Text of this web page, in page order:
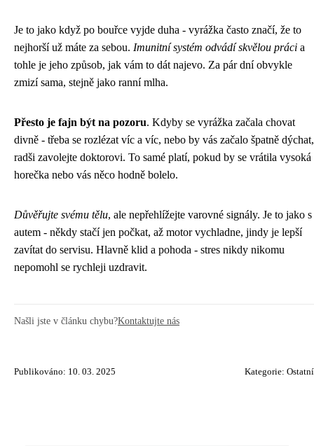
Je to jako když po bouřce vyjde duha - vyrážka často značí, že to
nejhorší už máte za sebou. Imunitní systém odvádí skvělou práci a
tohle je jeho způsob, jak vám to dát najevo. Za pár dní obvykle
zmizí sama, stejně jako ranní mlha.
Přesto je fajn být na pozoru. Kdyby se vyrážka začala chovat
divně - třeba se rozlézat víc a víc, nebo by vás začalo špatně dýchat,
radši zavolejte doktorovi. To samé platí, pokud by se vrátila vysoká
horečka nebo vás něco hodně bolelo.
Důvěřujte svému tělu, ale nepřehlížejte varovné signály. Je to jako s
autem - někdy stačí jen počkat, až motor vychladne, jindy je lepší
zavítat do servisu. Hlavně klid a pohoda - stres nikdy nikomu
nepomohl se rychleji uzdravit.
Našli jste v článku chybu?Kontaktujte nás
Publikováno: 10. 03. 2025 Kategorie: Ostatní